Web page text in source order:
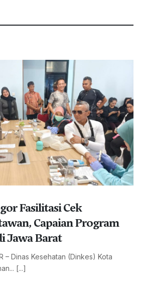
Fasilitasi Cek
Capaian Program
Jawa Barat
– Dinas Kesehatan (Dinkes) Kota
[...]